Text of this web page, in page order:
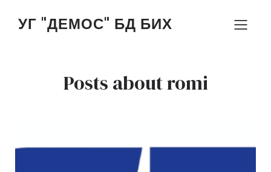
УГ "ДЕМОС" БД БИХ
Posts about romi